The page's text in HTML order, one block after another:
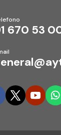
670 53